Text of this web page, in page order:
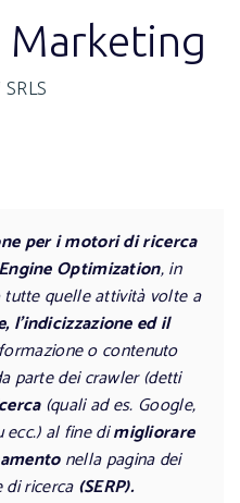
Marketing
per i motori di ricerca
Optimization, in
quelle attività volte a
l'indicizzazione ed il
o contenuto
parte dei crawler (detti
(quali ad es. Google,
ecc.) al fine dimigliorare
nella pagina dei
ricerca(SERP).